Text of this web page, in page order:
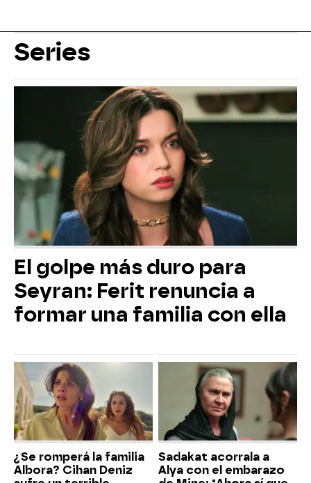
Series
El golpe más duro para
Seyran: Ferit renuncia a
formar una familia con ella
¿Se romperá la familia
Albora? Cihan Deniz
Sadakat acorrala a
Alya con el embarazo